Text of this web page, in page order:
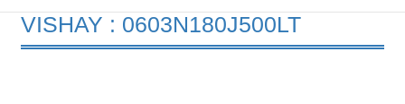
VISHAY : 0603N180J500LT